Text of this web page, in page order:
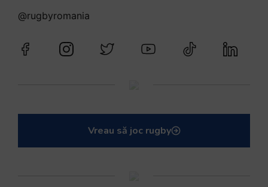
@rugbyromania
Vreau să joc rugby